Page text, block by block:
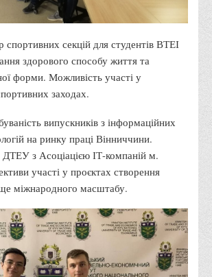
методичний
навчання
видавничий
зі сталого розвитку
якості освітнього процесу та інноваційного
проєкти ВТЕІ ДТЕУ
та інновацій (TISC)
спортивних секцій для студентів ВТЕІ
здорового способу життя та
форми. Можливість участі у
заходах.
випускників з інформаційних
на ринку праці Вінниччини.
з Асоціацією ІТ-компаній м.
участі у проєктах створення
міжнародного масштабу.